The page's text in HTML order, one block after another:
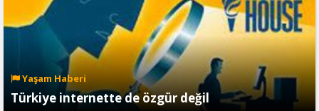
Yaşam Haberi
Türkiye internette de özgür değil